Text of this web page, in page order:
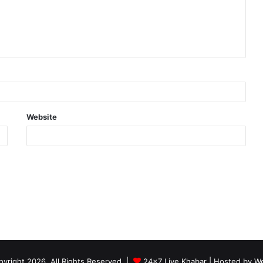
Website